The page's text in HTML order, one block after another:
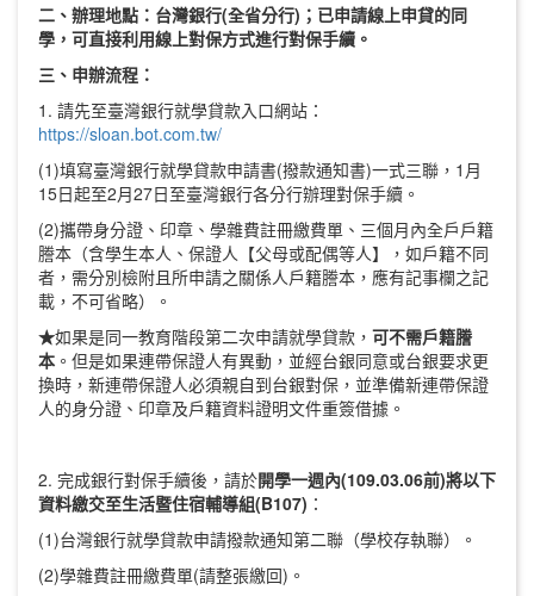
二、辦理地點：台灣銀行(全省分行)；已申請線上申貸的同
學，可直接利用線上對保方式進行對保手續。
三、申辦流程：
1. 請先至臺灣銀行就學貸款入口網站：
https://sloan.bot.com.tw/
(1)填寫臺灣銀行就學貸款申請書(撥款通知書)一式三聯，1月
15日起至2月27日至臺灣銀行各分行辦理對保手續。
(2)攜帶身分證、印章、學雜費註冊繳費單、三個月內全戶戶籍
謄本（含學生本人、保證人【父母或配偶等人】，如戶籍不同
者，需分別檢附且所申請之關係人戶籍謄本，應有記事欄之記
載，不可省略）。
★如果是同一教育階段第二次申請就學貸款， 可不需戶籍謄
本。但是如果連帶保證人有異動，並經台銀同意或台銀要求更
換時，新連帶保證人必須親自到台銀對保，並準備新連帶保證
人的身分證、印章及戶籍資料證明文件重簽借據。
2. 完成銀行對保手續後，請於開學一週內(109.03.06前)將以下
資料繳交至生活暨住宿輔導組(B107) ：
(1)台灣銀行就學貸款申請撥款通知第二聯（學校存執聯）。
(2)學雜費註冊繳費單(請整張繳回)。